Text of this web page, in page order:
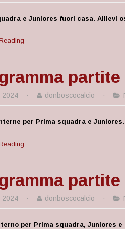
e Juniores fuori casa. Allievi
partite
2024 · donboscocalcio ·
per Prima squadra e
partite
2024 · donboscocalcio ·
per Prima squadra, Juniores